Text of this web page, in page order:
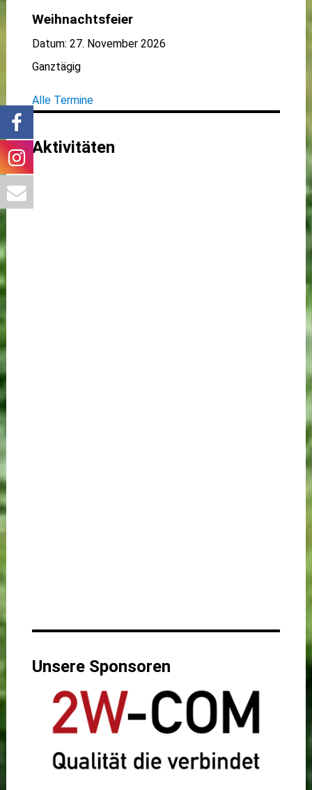
Weihnachtsfeier
Datum: 27. November 2026
Ganztägig
Alle Termine
Aktivitäten
Unsere Sponsoren